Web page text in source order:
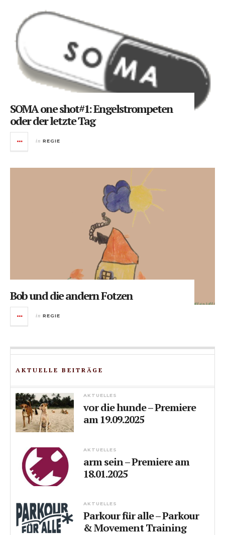
SOMA one shot#1: Engelstrompeten
oder der letzte Tag
in REGIE
Bob und die andern Fotzen
in REGIE
AKTUELLE BEITRÄGE
AKTUELLES
vor die hunde – Premiere
am 19.09.2025
AKTUELLES
arm sein – Premiere am
18.01.2025
AKTUELLES
Parkour für alle – Parkour
& Movement Training